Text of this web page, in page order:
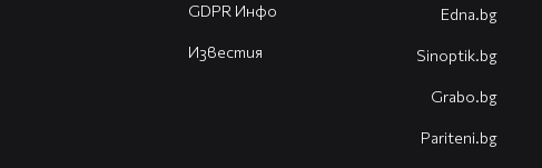
GDPR Инфо
Известия
Edna.bg
Sinoptik.bg
Grabo.bg
Pariteni.bg